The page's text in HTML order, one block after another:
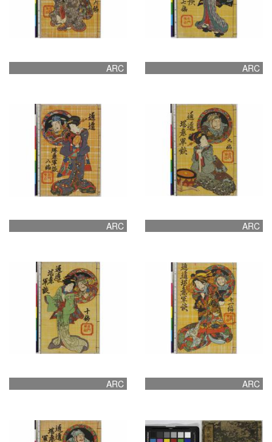
ARC ARC
ARC ARC
ARC ARC